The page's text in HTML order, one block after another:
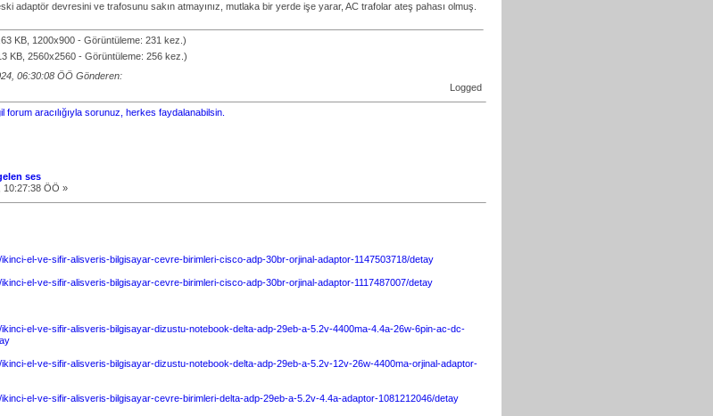
adaptör devresini ve trafosunu sakın atmayınız, mutlaka bir yerde işe yarar, AC trafolar ateş pahası olmuş.
KB, 1200x900 - Görüntüleme: 231 kez.)
KB, 2560x2560 - Görüntüleme: 256 kez.)
06:30:08 ÖÖ Gönderen:
Logged
forum aracılığıyla sorunuz, herkes faydalanabilsin.
ses
10:27:38 ÖÖ »
el-ve-sifir-alisveris-bilgisayar-cevre-birimleri-cisco-adp-30br-orjinal-adaptor-1147503718/detay
el-ve-sifir-alisveris-bilgisayar-cevre-birimleri-cisco-adp-30br-orjinal-adaptor-1117487007/detay
el-ve-sifir-alisveris-bilgisayar-dizustu-notebook-delta-adp-29eb-a-5.2v-4400ma-4.4a-26w-6pin-ac-dc-
el-ve-sifir-alisveris-bilgisayar-dizustu-notebook-delta-adp-29eb-a-5.2v-12v-26w-4400ma-orjinal-adaptor-
el-ve-sifir-alisveris-bilgisayar-cevre-birimleri-delta-adp-29eb-a-5.2v-4.4a-adaptor-1081212046/detay